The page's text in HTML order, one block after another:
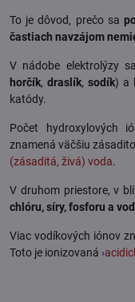
To je dôvod, prečo sa
častiach navzájom
V nádobe elektrolýzy
horčík,draslík,sodík) a
katódy.
Počet hydroxylových
znamená väčšiu
(zásaditá, živá) voda.
V druhom priestore, v
chlóru, síry, fosforu a
Viac vodíkových iónov
Toto je ionizovaná ›